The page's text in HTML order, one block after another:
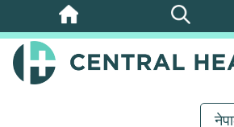
मुख्य
सामग्रीमा
जानुहोस्